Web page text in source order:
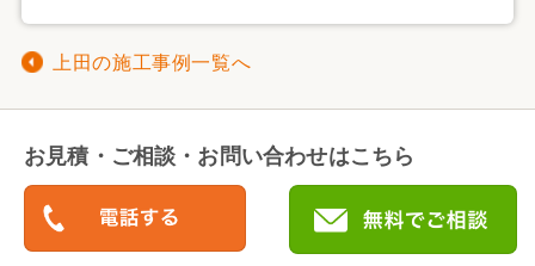
上田の施工事例一覧へ
お見積・ご相談・お問い合わせはこちら